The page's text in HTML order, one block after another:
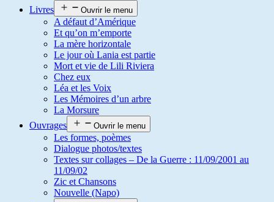
Livres
Ouvrir le menu
A défaut d’Amérique
Et qu’on m’emporte
La mère horizontale
Le jour où Lania est partie
Mort et vie de Lili Riviera
Chez eux
Léa et les Voix
Les Mémoires d’un arbre
La Morsure
Ouvrages
Ouvrir le menu
Les formes, poèmes
Dialogue photos/textes
Textes sur collages – De la Guerre : 11/09/2001 au
11/09/02
Zic et Chansons
Nouvelle (Napo)